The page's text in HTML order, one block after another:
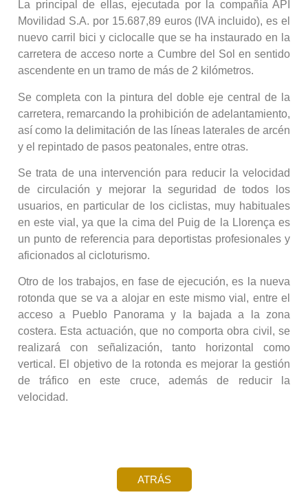
La principal de ellas, ejecutada por la compañía API
Movilidad S.A. por 15.687,89 euros (IVA incluido), es el
nuevo carril bici y ciclocalle que se ha instaurado en la
carretera de acceso norte a Cumbre del Sol en sentido
ascendente en un tramo de más de 2 kilómetros.
Se completa con la pintura del doble eje central de la
carretera, remarcando la prohibición de adelantamiento,
así como la delimitación de las líneas laterales de arcén
y el repintado de pasos peatonales, entre otras.
Se trata de una intervención para reducir la velocidad
de circulación y mejorar la seguridad de todos los
usuarios, en particular de los ciclistas, muy habituales
en este vial, ya que la cima del Puig de la Llorença es
un punto de referencia para deportistas profesionales y
aficionados al cicloturismo.
Otro de los trabajos, en fase de ejecución, es la nueva
rotonda que se va a alojar en este mismo vial, entre el
acceso a Pueblo Panorama y la bajada a la zona
costera. Esta actuación, que no comporta obra civil, se
realizará con señalización, tanto horizontal como
vertical. El objetivo de la rotonda es mejorar la gestión
de tráfico en este cruce, además de reducir la
velocidad.
ATRÁS